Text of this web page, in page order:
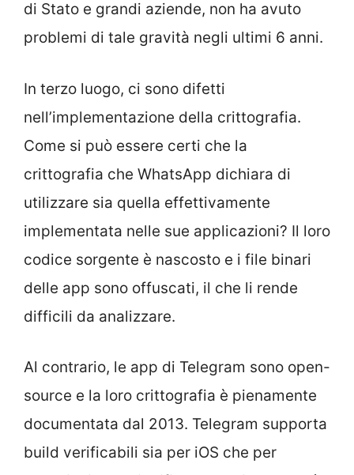
di Stato e grandi aziende, non ha avuto
problemi di tale gravità negli ultimi 6 anni.
In terzo luogo, ci sono difetti
nell’implementazione della crittografia.
Come si può essere certi che la
crittografia che WhatsApp dichiara di
utilizzare sia quella effettivamente
implementata nelle sue applicazioni? Il loro
codice sorgente è nascosto e i file binari
delle app sono offuscati, il che li rende
difficili da analizzare.
Al contrario, le app di Telegram sono open-
source e la loro crittografia è pienamente
documentata dal 2013. Telegram supporta
build verificabili sia per iOS che per